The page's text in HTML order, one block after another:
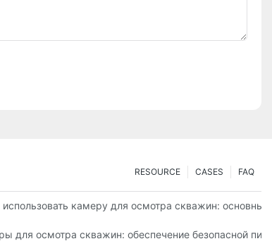
FAQ
CASES
RESOURCE
воды?
использовать камеру для осмотра скважин: основные
камер
для осмотра скважин: обеспечение безопасной